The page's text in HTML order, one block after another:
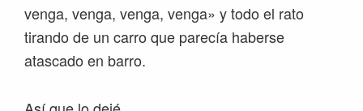
venga, venga, venga, venga» y todo el rato
tirando de un carro que parecía haberse
atascado en barro.